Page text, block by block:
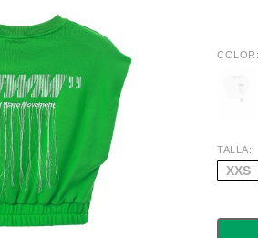
COLOR
TALLA
XXS